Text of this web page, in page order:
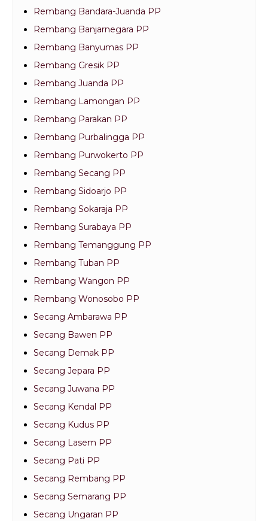
Rembang Bandara-Juanda PP
Rembang Banjarnegara PP
Rembang Banyumas PP
Rembang Gresik PP
Rembang Juanda PP
Rembang Lamongan PP
Rembang Parakan PP
Rembang Purbalingga PP
Rembang Purwokerto PP
Rembang Secang PP
Rembang Sidoarjo PP
Rembang Sokaraja PP
Rembang Surabaya PP
Rembang Temanggung PP
Rembang Tuban PP
Rembang Wangon PP
Rembang Wonosobo PP
Secang Ambarawa PP
Secang Bawen PP
Secang Demak PP
Secang Jepara PP
Secang Juwana PP
Secang Kendal PP
Secang Kudus PP
Secang Lasem PP
Secang Pati PP
Secang Rembang PP
Secang Semarang PP
Secang Ungaran PP